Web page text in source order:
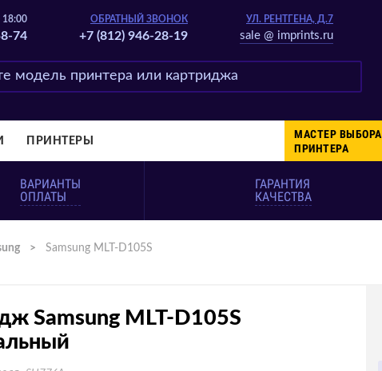
18:00
74
ОБРАТНЫЙ ЗВОНОК
+7 (812) 946-28-19
УЛ. РЕНТГЕНА, Д.7
sale @ imprints.ru
МАСТЕР ВЫБОРА
ПРИНТЕРА
ПРИНТЕРЫ
ВАРИАНТЫ
ОПЛАТЫ
ГАРАНТИЯ
КАЧЕСТВА
> Samsung MLT-D105S
Samsung MLT-D105S